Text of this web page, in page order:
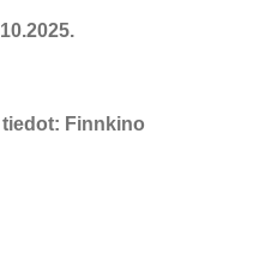
Finnkino